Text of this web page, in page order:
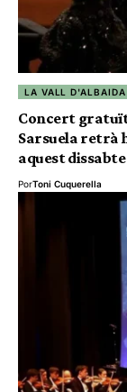
LA VALL D'ALBAIDA
Concert gratuït
Sarsuela retrà
aquest dissabte
PorToni Cuquerella